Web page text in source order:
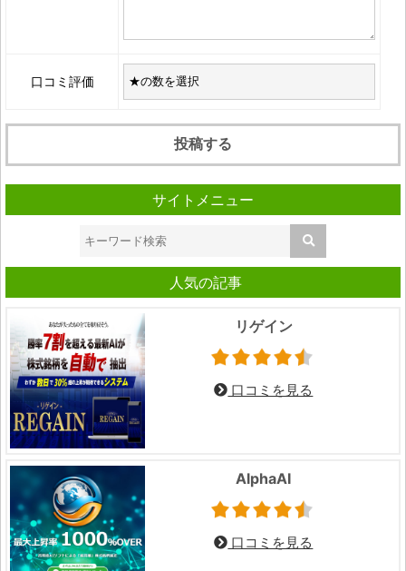
口コミ評価
サイトメニュー
人気の記事
リゲイン
口コミを見る
AlphaAI
口コミを見る